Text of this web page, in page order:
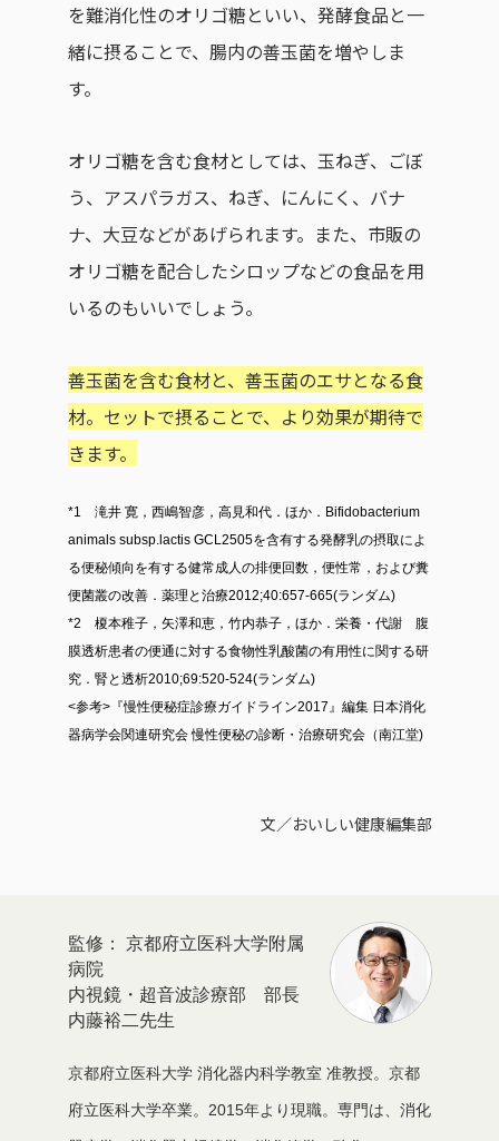
を難消化性のオリゴ糖といい、発酵食品と一
緒に摂ることで、腸内の善玉菌を増やしま
す。
オリゴ糖を含む食材としては、玉ねぎ、ごぼ
う、アスパラガス、ねぎ、にんにく、バナ
ナ、大豆などがあげられます。また、市販の
オリゴ糖を配合したシロップなどの食品を用
いるのもいいでしょう。
善玉菌を含む食材と、善玉菌のエサとなる食
材。セットで摂ることで、より効果が期待で
きます。
*1 滝井 寛，西嶋智彦，高見和代．ほか．Bifidobacterium
animals subsp.lactis GCL2505を含有する発酵乳の摂取によ
る便秘傾向を有する健常成人の排便回数，便性常，および糞
便菌叢の改善．薬理と治療2012;40:657-665(ランダム)
*2 榎本稚子，矢澤和恵，竹内恭子，ほか．栄養・代謝 腹
膜透析患者の便通に対する食物性乳酸菌の有用性に関する研
究．腎と透析2010;69:520-524(ランダム)
<参考>『慢性便秘症診療ガイドライン2017』編集 日本消化
器病学会関連研究会 慢性便秘の診断・治療研究会（南江堂)
文／おいしい健康編集部
京都府立医科大学附属
病院
内視鏡・超音波診療部 部長
内藤裕二先生
京都府立医科大学 消化器内科学教室 准教授。京都
府立医科大学卒業。2015年より現職。専門は、消化